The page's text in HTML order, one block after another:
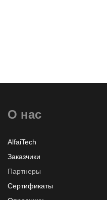
О нас
AlfaiTech
Заказчики
Партнеры
Сертификаты